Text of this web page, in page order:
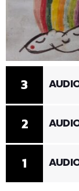
1
2
3